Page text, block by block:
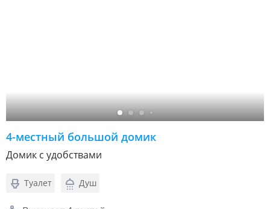
4-местный большой домик
Домик с удобствами
Туалет Душ